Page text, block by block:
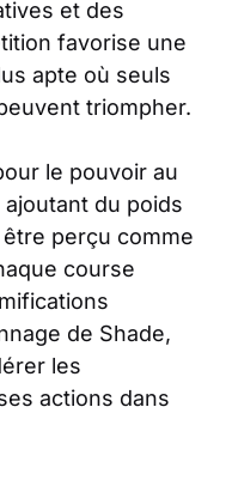
et des
favorise une
apte où seuls
triompher.
le pouvoir au
ajoutant du poids
perçu comme
course
de Shade,
les
actions dans